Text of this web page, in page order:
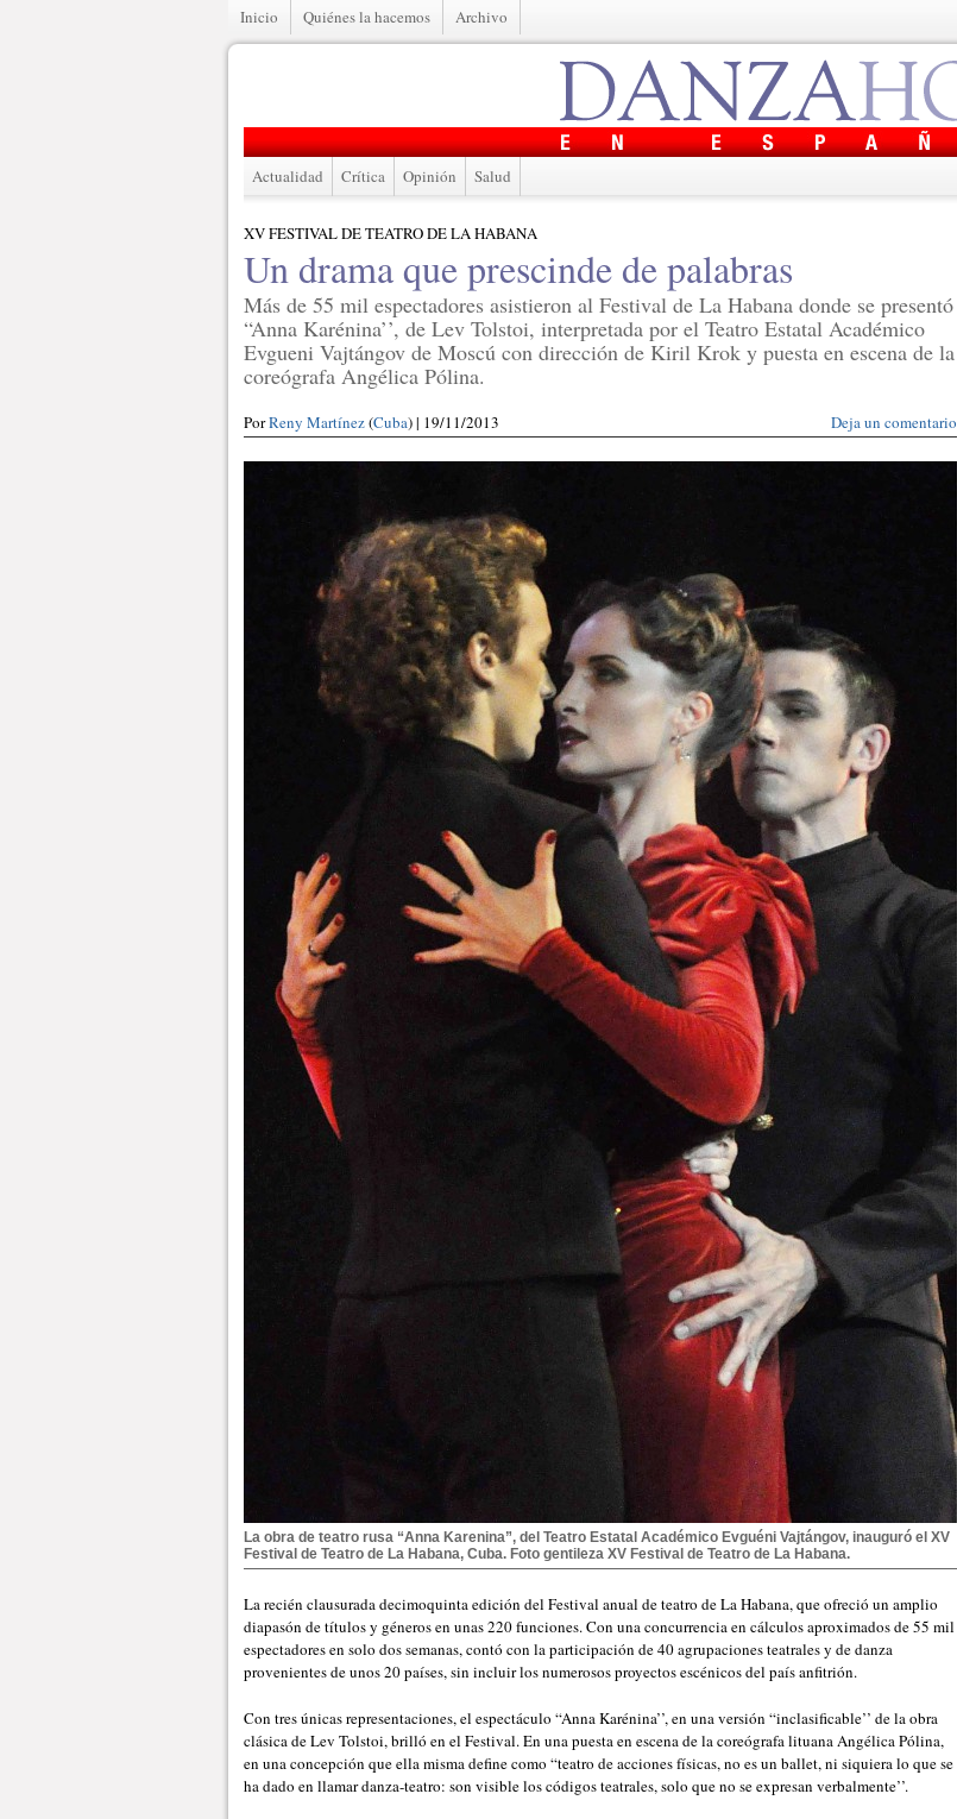
Inicio Quiénes la hacemos Archivo
Actualidad Crítica Opinión Salud
XV FESTIVAL DE TEATRO DE LA HABANA
Un drama que prescinde de palabras
Más de 55 mil espectadores asistieron al Festival de La Habana donde se presentó
“Anna Karénina’’, de Lev Tolstoi, interpretada por el Teatro Estatal Académico
Evgueni Vajtángov de Moscú con dirección de Kiril Krok y puesta en escena de la
coreógrafa Angélica Pólina.
Deja un comentario
PorReny Martínez(Cuba) | 19/11/2013
La obra de teatro rusa “Anna Karenina”, del Teatro Estatal Académico Evguéni Vajtángov, inauguró el XV
Festival de Teatro de La Habana, Cuba. Foto gentileza XV Festival de Teatro de La Habana.
La recién clausurada decimoquinta edición del Festival anual de teatro de La Habana, que ofreció un amplio
diapasón de títulos y géneros en unas 220 funciones. Con una concurrencia en cálculos aproximados de 55 mil
espectadores en solo dos semanas, contó con la participación de 40 agrupaciones teatrales y de danza
provenientes de unos 20 países, sin incluir los numerosos proyectos escénicos del país anfitrión.
Con tres únicas representaciones, el espectáculo “Anna Karénina’’, en una versión “inclasificable’’ de la obra
clásica de Lev Tolstoi, brilló en el Festival. En una puesta en escena de la coreógrafa lituana Angélica Pólina,
en una concepción que ella misma define como “teatro de acciones físicas, no es un ballet, ni siquiera lo que se
ha dado en llamar danza-teatro: son visible los códigos teatrales, solo que no se expresan verbalmente’’.